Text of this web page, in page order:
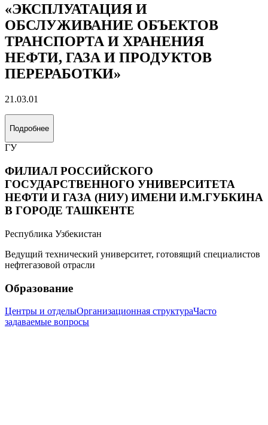
«ЭКСПЛУАТАЦИЯ И
ОБСЛУЖИВАНИЕ ОБЪЕКТОВ
ТРАНСПОРТА И ХРАНЕНИЯ
НЕФТИ, ГАЗА И ПРОДУКТОВ
ПЕРЕРАБОТКИ»
21.03.01
Подробнее
ГУ
ФИЛИАЛ РОССИЙСКОГО
ГОСУДАРСТВЕННОГО УНИВЕРСИТЕТА
НЕФТИ И ГАЗА (НИУ) ИМЕНИ И.М.ГУБКИНА
В ГОРОДЕ ТАШКЕНТЕ
Республика Узбекистан
Ведущий технический университет, готовящий специалистов
нефтегазовой отрасли
Образование
Центры и отделыОрганизационная структураЧасто
задаваемые вопросы